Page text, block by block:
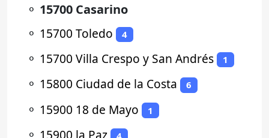
⚬ 15700 Casarino
⚬ 15700 Toledo 4
⚬ 15700 Villa Crespo y San Andrés 1
⚬ 15800 Ciudad de la Costa 6
⚬ 15900 18 de Mayo 1
⚬ 15900 la Paz 4